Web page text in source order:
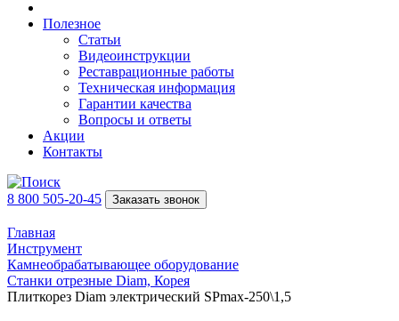
Полезное
Статьи
Видеоинструкции
Реставрационные работы
Техническая информация
Гарантии качества
Вопросы и ответы
Акции
Контакты
8 800 505-20-45 Заказать звонок
Главная
Инструмент
Камнеобрабатывающее оборудование
Станки отрезные Diam, Корея
Плиткорез Diam электрический SPmax-250\1,5